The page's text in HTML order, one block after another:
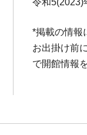
令和5(2023)
*掲載の情報
お出掛け前
で開館情報